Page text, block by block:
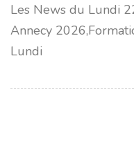
Les News du Lundi
Annecy
Lundi